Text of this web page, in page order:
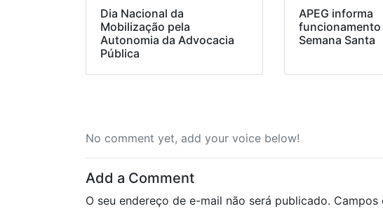
Dia Nacional da
Mobilização pela
Autonomia da Advocacia
Pública
APEG informa
funcionamento
Semana Santa
No comment yet, add your voice below!
Add a Comment
O seu endereço de e-mail não será publicado. Campos